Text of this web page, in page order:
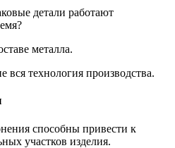
детали работают
металла.
вся технология производства.
способны привести к
участков изделия.